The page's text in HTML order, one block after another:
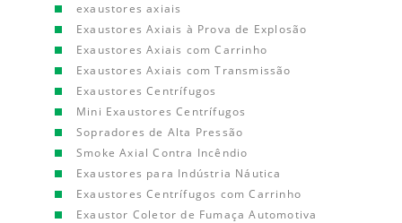
exaustores axiais
Exaustores Axiais à Prova de Explosão
Exaustores Axiais com Carrinho
Exaustores Axiais com Transmissão
Exaustores Centrífugos
Mini Exaustores Centrífugos
Sopradores de Alta Pressão
Smoke Axial Contra Incêndio
Exaustores para Indústria Náutica
Exaustores Centrífugos com Carrinho
Exaustor Coletor de Fumaça Automotiva